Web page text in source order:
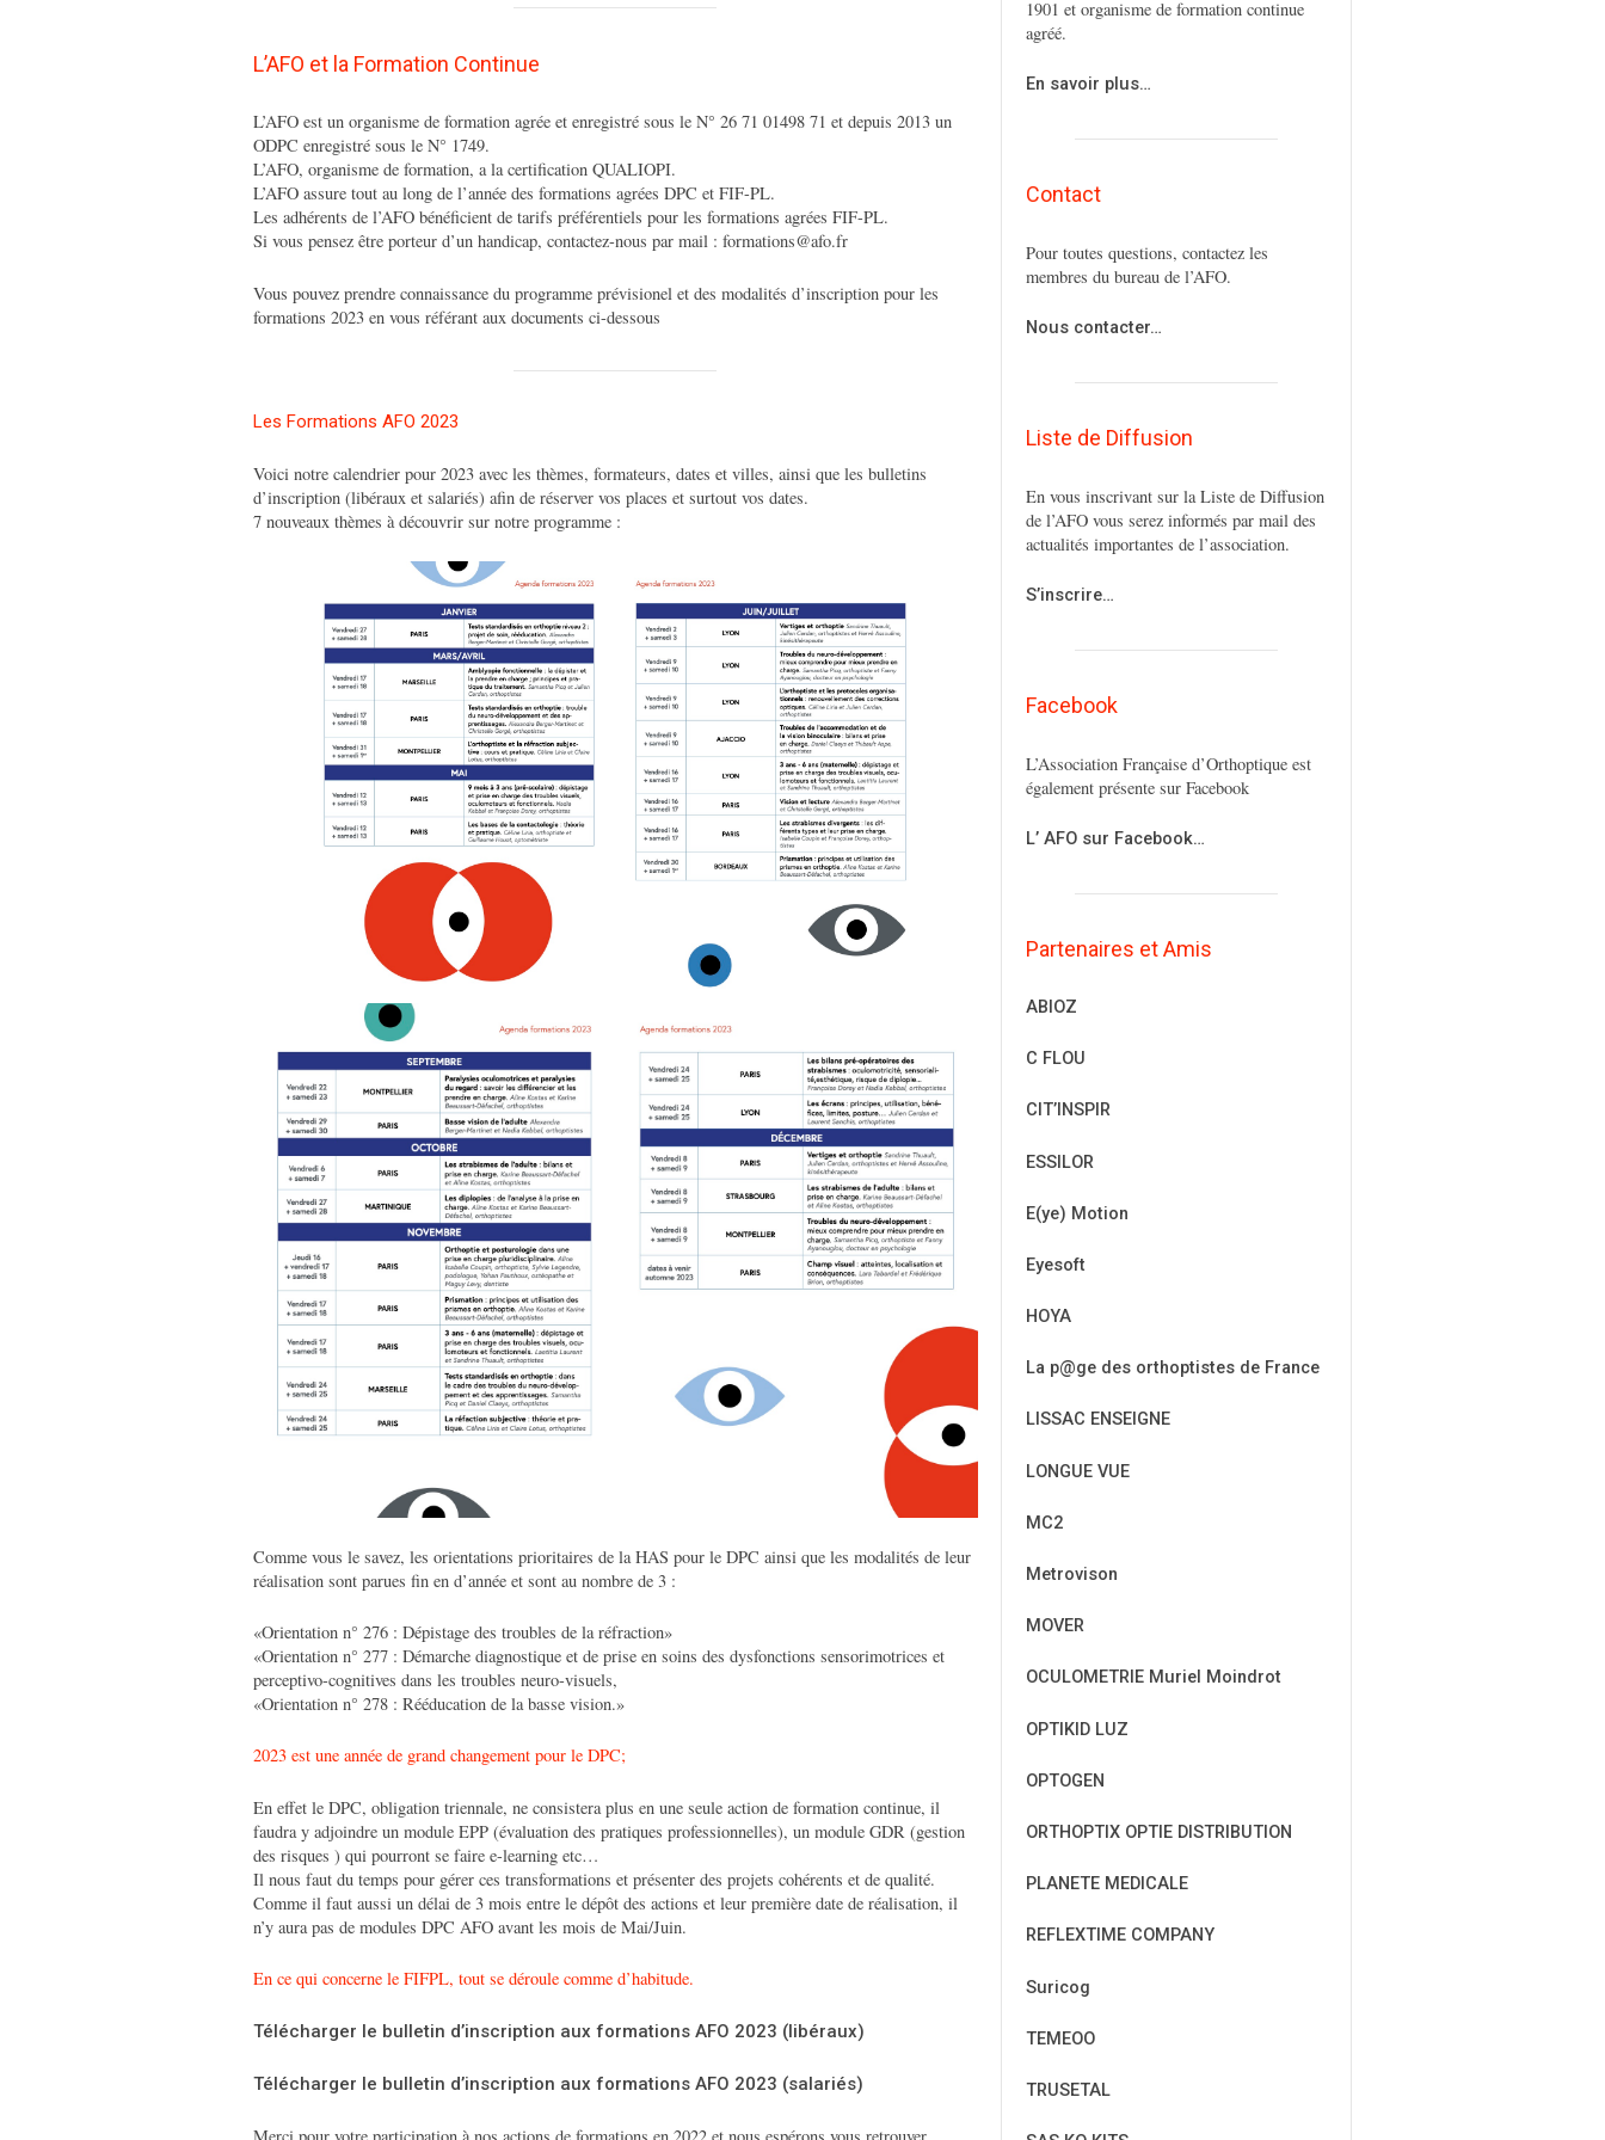
L’AFO et la Formation Continue
L’AFO est un organisme de formation agrée et enregistré sous le N° 26 71 01498 71 et depuis 2013 un
ODPC enregistré sous le N° 1749.
L’AFO, organisme de formation, a la certification QUALIOPI.
L’AFO assure tout au long de l’année des formations agrées DPC et FIF-PL.
Les adhérents de l’AFO bénéficient de tarifs préférentiels pour les formations agrées FIF-PL.
Si vous pensez être porteur d’un handicap, contactez-nous par mail : formations@afo.fr
Vous pouvez prendre connaissance du programme prévisionel et des modalités d’inscription pour les
formations 2023 en vous référant aux documents ci-dessous
Les Formations AFO 2023
Voici notre calendrier pour 2023 avec les thèmes, formateurs, dates et villes, ainsi que les bulletins
d’inscription (libéraux et salariés) afin de réserver vos places et surtout vos dates.
7 nouveaux thèmes à découvrir sur notre programme :
Comme vous le savez, les orientations prioritaires de la HAS pour le DPC ainsi que les modalités de leur
réalisation sont parues fin en d’année et sont au nombre de 3 :
«Orientation n° 276 : Dépistage des troubles de la réfraction»
«Orientation n° 277 : Démarche diagnostique et de prise en soins des dysfonctions sensorimotrices et
perceptivo-cognitives dans les troubles neuro-visuels,
«Orientation n° 278 : Rééducation de la basse vision.»
2023 est une année de grand changement pour le DPC;
En effet le DPC, obligation triennale, ne consistera plus en une seule action de formation continue, il
faudra y adjoindre un module EPP (évaluation des pratiques professionnelles), un module GDR (gestion
des risques ) qui pourront se faire e-learning etc…
Il nous faut du temps pour gérer ces transformations et présenter des projets cohérents et de qualité.
Comme il faut aussi un délai de 3 mois entre le dépôt des actions et leur première date de réalisation, il
n’y aura pas de modules DPC AFO avant les mois de Mai/Juin.
En ce qui concerne le FIFPL, tout se déroule comme d’habitude.
Télécharger le bulletin d’inscription aux formations AFO 2023 (libéraux)
Télécharger le bulletin d’inscription aux formations AFO 2023 (salariés)
1901 et organisme de formation continue
agréé.
En savoir plus…
Contact
Pour toutes questions, contactez les
membres du bureau de l’AFO.
Nous contacter…
Liste de Diffusion
En vous inscrivant sur la Liste de Diffusion
de l’AFO vous serez informés par mail des
actualités importantes de l’association.
S’inscrire…
Facebook
L’Association Française d’Orthoptique est
également présente sur Facebook
L’ AFO sur Facebook…
Partenaires et Amis
ABIOZ
C FLOU
CIT’INSPIR
ESSILOR
E(ye) Motion
Eyesoft
HOYA
La p@ge des orthoptistes de France
LISSAC ENSEIGNE
LONGUE VUE
MC2
Metrovison
MOVER
OCULOMETRIE Muriel Moindrot
OPTIKID LUZ
OPTOGEN
ORTHOPTIX OPTIE DISTRIBUTION
PLANETE MEDICALE
REFLEXTIME COMPANY
Suricog
TEMEOO
TRUSETAL